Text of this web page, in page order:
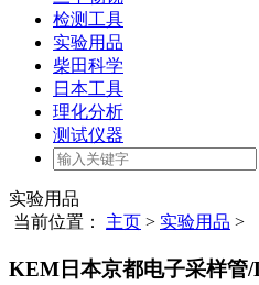
检测工具
实验用品
柴田科学
日本工具
理化分析
测试仪器
实验用品
当前位置： 主页 > 实验用品 >
KEM日本京都电子采样管/